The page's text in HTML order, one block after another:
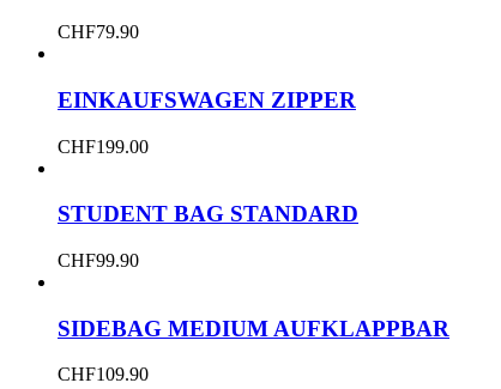
CHF79.90
EINKAUFSWAGEN ZIPPER
CHF199.00
STUDENT BAG STANDARD
CHF99.90
SIDEBAG MEDIUM AUFKLAPPBAR
CHF109.90